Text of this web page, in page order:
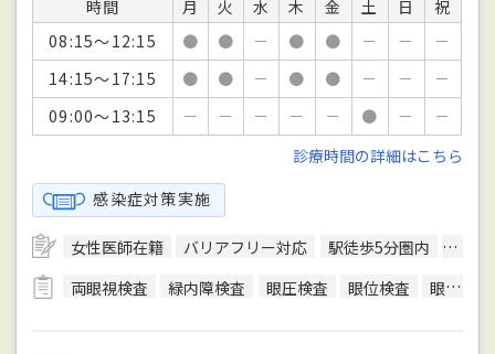
時間 月 火 水 木 金 土 日
祝
08:15～12:15
● ● － ● ● － －
－
14:15～17:15
● ● － ● ● － －
－
09:00～13:15
－ － － － － ● －
－
診療時間の詳細はこちら
感染症対策実施
女性医師在籍 バリアフリー対応 駅徒歩5分圏内
日本
両眼視検査
緑内障検査 眼圧検査 眼位検査 眼科検査